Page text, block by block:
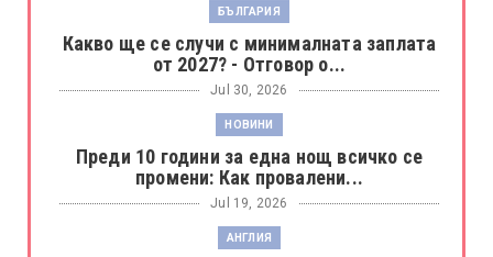
БЪЛГАРИЯ
Какво ще се случи с минималната заплата
от 2027? - Отговор о...
Jul 30, 2026
НОВИНИ
Преди 10 години за една нощ всичко се
промени: Как провалени...
Jul 19, 2026
АНГЛИЯ